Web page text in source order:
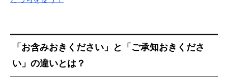
「お含みおきください」と「ご承知おきくださ
い」の違いとは？